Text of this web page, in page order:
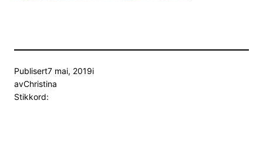
Publisert7 mai, 2019i
avChristina
Stikkord: